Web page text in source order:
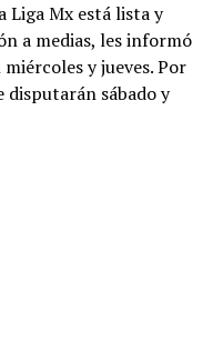
Liga Mx está lista y
a medias, les informó
y jueves. Por
disputarán sábado y